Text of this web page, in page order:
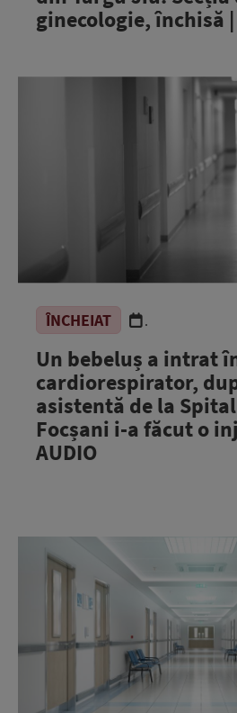
ginecologie, închisă |
ÎNCHEIAT .
Un bebeluș a intrat
cardiorespirator,
asistentă de la
Focșani i-a făcut o
AUDIO